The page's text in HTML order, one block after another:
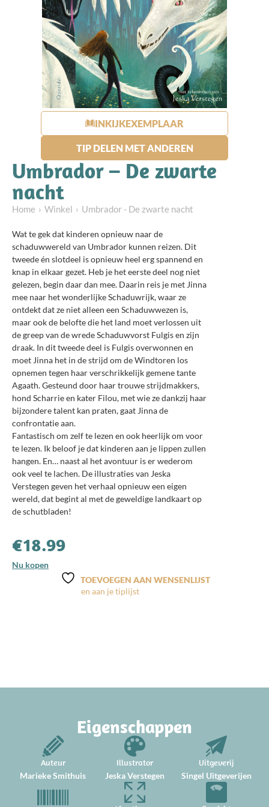
INKIJKEXEMPLAAR
TIP DELEN MET ANDEREN
Umbrador – De zwarte
nacht
Home Winkel Umbrador - De zwarte nacht
Wat te gek dat kinderen opnieuw naar de
schaduwwereld van Umbrador kunnen reizen. Dit
tweede én slotdeel is opnieuw heel erg spannend en
knap in elkaar gezet. Heb je het eerste deel nog niet
gelezen, begin daar dan mee. Daarin reis je met Jinna
mee naar het wonderlijke Schaduwrijk, waar ze
ontdekt dat ze niet alleen een Schaduwwezen is,
maar ook de belofte die het land moet verlossen uit
de greep van de wrede Schaduwvorst Fulgis en zijn
draak. In dit tweede deel is Fulgis overwonnen en
moet Jinna het in de strijd om de Windtoren los
opnemen tegen haar verschrikkelijk gemene tante
Agaath. Gesteund door haar trouwe strijdmakkers,
hond Scharrie en kater Filou, met wie ze dankzij haar
bijzondere talent kan praten, gaat Jinna de
confrontatie aan.
Fantastisch om zelf te lezen en ook heerlijk om voor
te lezen. Ik beloof je dat kinderen aan je lippen zullen
hangen. En… naast al het avontuur is er wederom
ook veel te lachen. De illustraties van Jeska
Verstegen geven het verhaal opnieuw een eigen
wereld, dat begint al met de geweldige landkaart op
de schutbladen!
€18.99
Nu kopen
TOEVOEGEN AAN WENSENLIJST
Eigenschappen
Auteur
Marieke Smithuis
Illustrator
Jeska Verstegen
Uitgeverij
Singel Uitgeverijen